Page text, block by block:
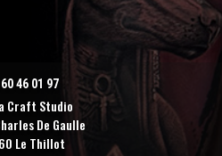
46 01 97
Craft Studio
De Gaulle
Le Thillot